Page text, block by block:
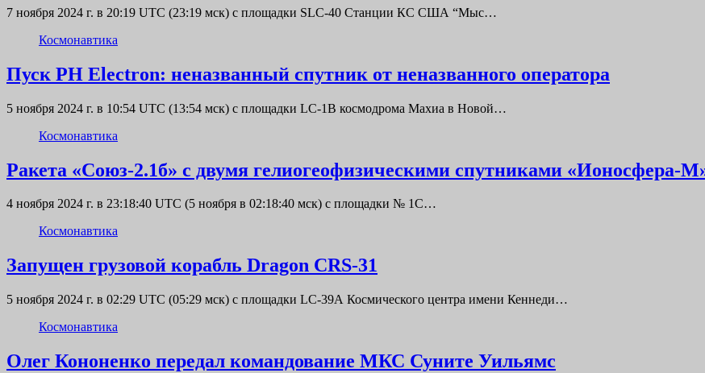
7 ноября 2024 г. в 20:19 UTC (23:19 мск) с площадки SLC-40 Станции КС США “Мыс…
Космонавтика
Пуск РН Electron: неназванный спутник от неназванного оператора
5 ноября 2024 г. в 10:54 UTC (13:54 мск) с площадки LC-1B космодрома Махиа в Новой…
Космонавтика
Ракета «Союз-2.1б» с двумя гелиогеофизическими спутниками «Ионосфера-
4 ноября 2024 г. в 23:18:40 UTC (5 ноября в 02:18:40 мск) с площадки № 1С…
Космонавтика
Запущен грузовой корабль Dragon CRS-31
5 ноября 2024 г. в 02:29 UTC (05:29 мск) с площадки LC-39А Космического центра имени Кеннеди…
Космонавтика
Олег Кононенко передал командование МКС Суните Уильямс